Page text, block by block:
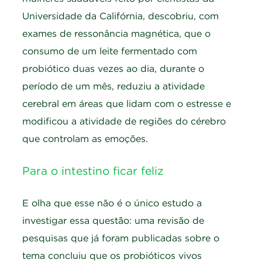
Universidade da Califórnia, descobriu, com
exames de ressonância magnética, que o
consumo de um leite fermentado com
probiótico duas vezes ao dia, durante o
período de um mês, reduziu a atividade
cerebral em áreas que lidam com o estresse e
modificou a atividade de regiões do cérebro
que controlam as emoções.
Para o intestino ficar feliz
E olha que esse não é o único estudo a
investigar essa questão: uma revisão de
pesquisas que já foram publicadas sobre o
tema concluiu que os probióticos vivos